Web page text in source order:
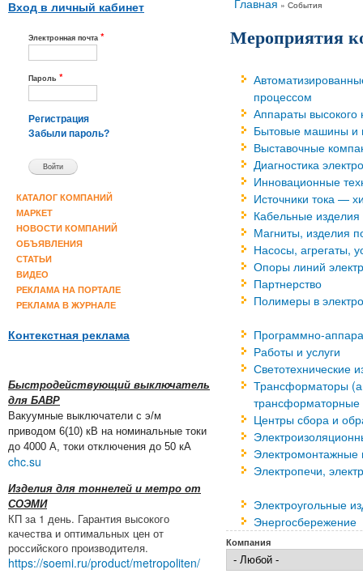
Вход в личный кабинет
Электронная почта *
Пароль *
Регистрация
Забыли пароль?
КАТАЛОГ КОМПАНИЙ
МАРКЕТ
НОВОСТИ КОМПАНИЙ
ОБЪЯВЛЕНИЯ
СТАТЬИ
ВИДЕО
РЕКЛАМА НА ПОРТАЛЕ
РЕКЛАМА В ЖУРНАЛЕ
Контекстная реклама
Быстродействующий выключатель
для БАВР
Вакуумные выключатели с э/м
приводом 6(10) кВ на номинальные токи
до 4000 А, токи отключения до 50 кА
chc.su
Изделия для тоннелей и метро от
СОЭМИ
КП за 1 день. Гарантия высокого
качества и оптимальных цен от
российского производителя.
https://soemi.ru/product/metropoliten/
Вы здесь
Главная » События
Мероприятия
процессом
Аппараты
Бытовые машины и
Выставочные
Диагностика
Инновационные
Источники тока —
Кабельные изделия
Магниты, изделия
Насосы, агрегаты,
Опоры линий
Партнерство
Полимеры в
Программно-
Работы и услуги
Светотехнические
Трансформаторы
трансформаторные
Центры сбора и
Электромонтажные
Электропечи,
Электроугольные
Энергосбережение
Компания